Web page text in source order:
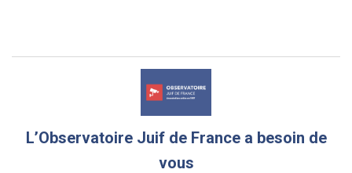
L’Observatoire Juif de France a besoin de
vous